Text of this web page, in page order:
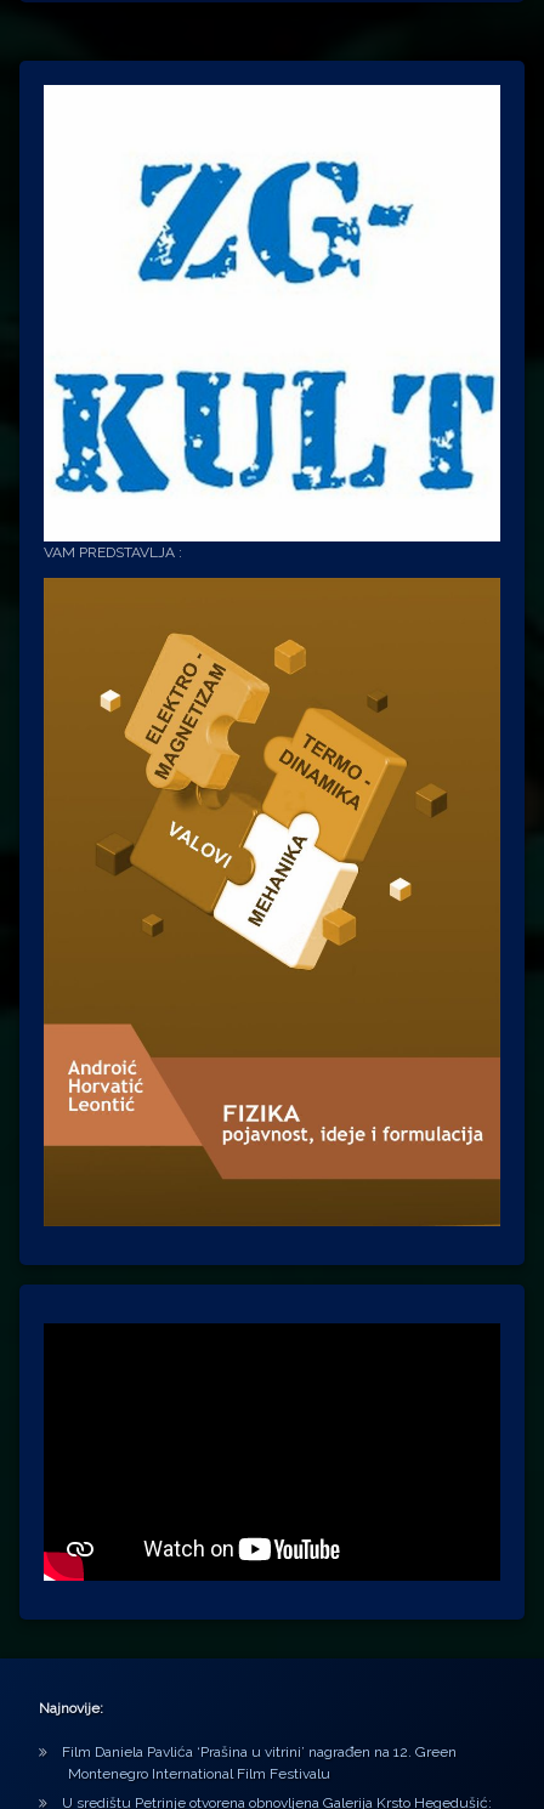
VAM PREDSTAVLJA :
Najnovije:
Film Daniela Pavlića ‘Prašina u vitrini’ nagrađen na 12. Green
Montenegro International Film Festivalu
U središtu Petrinje otvorena obnovljena Galerija Krsto Hegedušić: